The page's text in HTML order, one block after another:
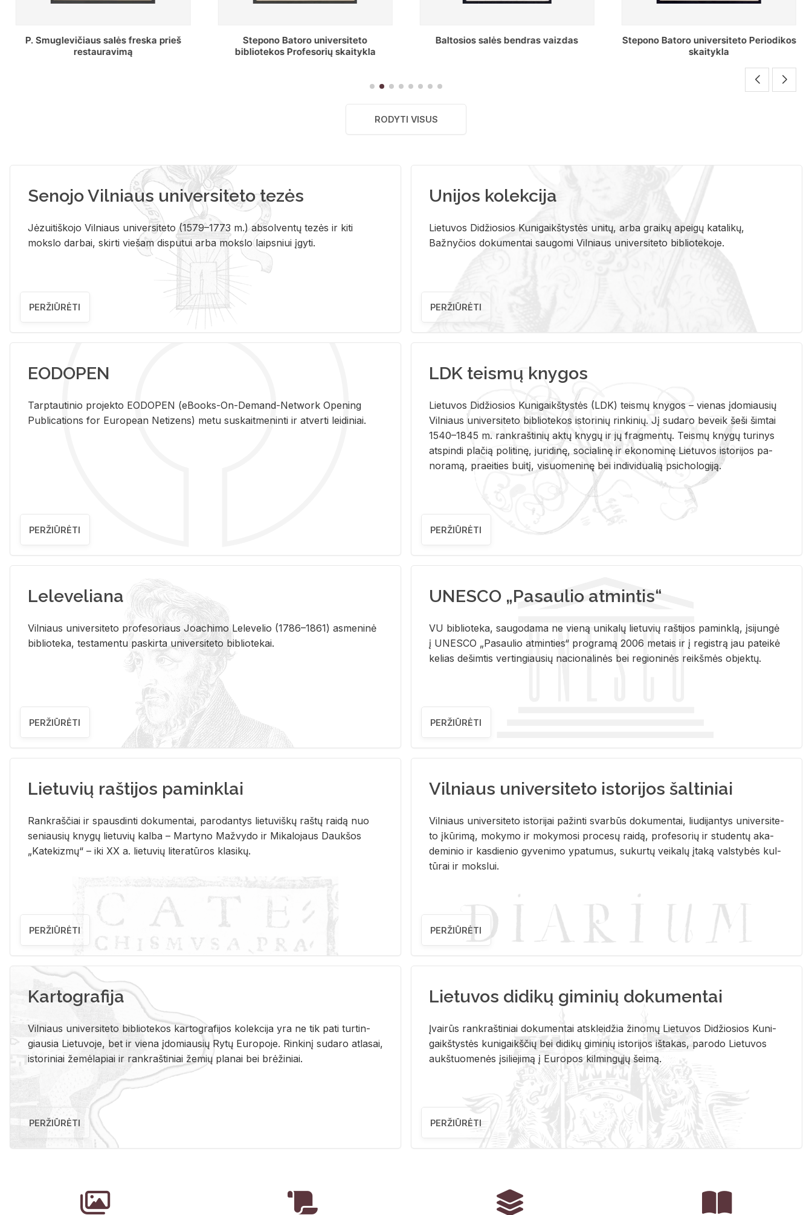
Stepono Batoro universiteto
bibliotekos Profesorių skaitykla
Baltosios salės bendras vaizdas
Stepono Batoro universiteto Periodikos
Periodikos skaitykla Stepono Batoro
universiteto bibliotekoje
RODYTI VISUS
Senojo Vilniaus universiteto tezės
Jėzuitiškojo Vilniaus universiteto (1579–1773 m.) absolventų tezės ir kiti
mokslo darbai, skirti viešam disputui arba mokslo laipsniui įgyti.
PERŽIŪRĖTI
Unijos kolekcija
Lietuvos Didžiosios Kunigaikštystės unitų, arba graikų apeigų katalikų,
Bažnyčios dokumentai saugomi Vilniaus universiteto bibliotekoje.
PERŽIŪRĖTI
EODOPEN
Tarp­tau­ti­nio pro­jek­to EO­DO­PEN (eBo­oks-On-De­mand-Ne­twork Ope­ning
Pub­li­ca­tions for Eu­ro­pe­an Ne­ti­zens) metu su­skait­me­nin­ti ir at­ver­ti lei­di­niai.
PERŽIŪRĖTI
LDK teismų knygos
Lie­tu­vos Di­džio­sios Ku­ni­gaikš­tys­tės (LDK) teis­mų kny­gos – vie­nas įdo­miau­sių
Vil­niaus uni­ver­si­te­to bi­b­lio­te­kos is­to­ri­nių rin­ki­nių. Jį su­da­ro be­veik šeši šim­tai
1540–1845 m. rank­raš­ti­nių aktų kny­gų ir jų frag­men­tų. Teis­mų kny­gų tu­ri­nys
at­spin­di pla­čią po­li­ti­nę, ju­ri­di­nę, so­cia­li­nę ir eko­no­mi­nę Lie­tu­vos is­to­ri­jos pa­
no­ra­mą, pra­ei­ties bui­tį, vi­suo­me­ni­nę bei in­di­vi­dua­lią psi­cho­lo­gi­ją.
PERŽIŪRĖTI
Leleveliana
Vil­niaus uni­ver­si­te­to pro­fe­so­riaus Jo­a­chi­mo Le­le­ve­lio (1786–1861) as­me­ni­nė
bi­b­lio­te­ka, te­sta­men­tu pa­skir­ta uni­ver­si­te­to bi­b­lio­te­kai.
PERŽIŪRĖTI
UNESCO „Pasaulio atmintis“
VU biblioteka, saugodama ne vieną unikalų lietuvių raštijos paminklą, įsijungė
į UNESCO „Pasaulio atminties“ programą 2006 metais ir į registrą jau pateikė
kelias dešimtis vertingiausių nacionalinės bei regioninės reikšmės objektų.
PERŽIŪRĖTI
Lietuvių raštijos paminklai
Rank­raš­čiai ir spaus­din­ti do­ku­men­tai, pa­ro­dan­tys lie­tu­viš­kų raš­tų rai­dą nuo
se­niau­sių kny­gų lie­tu­vių kal­ba – Mar­ty­no Ma­žvy­do ir Mi­ka­lo­jaus Dauk­šos
„Ka­te­kiz­mų“ – iki XX a. lie­tu­vių li­te­ra­tū­ros kla­si­kų.
PERŽIŪRĖTI
Vilniaus universiteto istorijos šaltiniai
Vil­niaus uni­ver­si­te­to is­to­ri­jai pa­žin­ti svar­būs do­ku­men­tai, liu­di­jan­tys uni­ver­si­te­
to įkū­ri­mą, mo­ky­mo ir mo­ky­mo­si pro­ce­sų rai­dą, pro­fe­so­rių ir stu­den­tų aka­
de­mi­nio ir kas­die­nio gy­ve­ni­mo ypa­tu­mus, su­kur­tų vei­ka­lų įta­ką vals­ty­bės kul­
tū­rai ir moks­lui.
PERŽIŪRĖTI
Kartografija
Vil­niaus uni­ver­si­te­to bi­b­lio­te­kos kar­to­gra­fi­jos ko­lek­ci­ja yra ne tik pati tur­tin­
giau­sia Lie­tu­vo­je, bet ir vie­na įdo­miau­sių Rytų Eu­ro­po­je. Rin­ki­nį su­da­ro at­la­sai,
is­to­ri­niai že­mė­la­piai ir rank­raš­ti­niai že­mių pla­nai bei brė­ži­niai.
PERŽIŪRĖTI
Lietuvos didikų giminių dokumentai
Įvai­rūs rank­raš­ti­niai do­ku­men­tai at­sklei­džia ži­no­mų Lie­tu­vos Di­džio­sios Ku­ni­
gaikš­tys­tės ku­ni­gaikš­čių bei di­di­kų gi­mi­nių is­to­ri­jos iš­ta­kas, pa­ro­do Lie­tu­vos
aukš­tuo­me­nės įsi­lie­ji­mą į Eu­ro­pos kil­min­gų­jų šei­mą.
PERŽIŪRĖTI